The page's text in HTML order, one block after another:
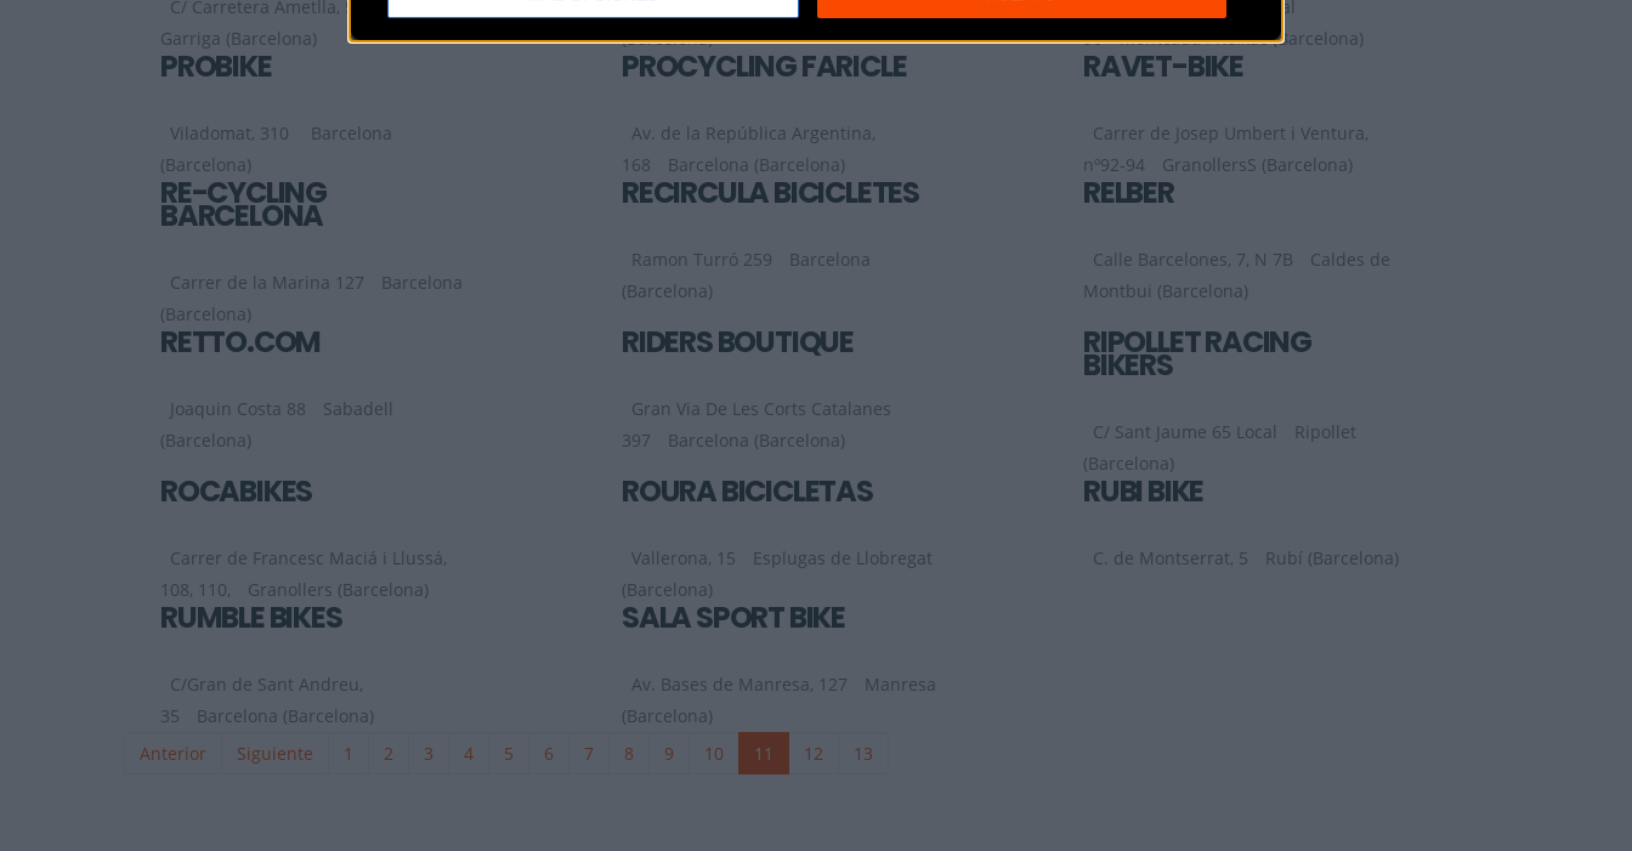
C/ Carretera Ametlla, 51 Bajos
Garriga (Barcelona)
Calle Lluis Vives 15B
(Barcelona)
Carrer Estanislau Abadal
90
Montcada i Reixac (Barcelona)
PROBIKE
Viladomat, 310
Barcelona
(Barcelona)
PROCYCLING FARICLE
Av. de la República Argentina,
168
Barcelona (Barcelona)
RAVET-BIKE
Carrer de Josep Umbert i Ventura,
nº92-94
GranollersS (Barcelona)
RE-CYCLING
BARCELONA
Carrer de la Marina 127
Barcelona
(Barcelona)
RECIRCULA BICICLETES
Ramon Turró 259
Barcelona
(Barcelona)
RELBER
Calle Barcelones, 7, N 7B
Caldes de
Montbui (Barcelona)
RETTO.COM
Joaquin Costa 88
Sabadell
(Barcelona)
RIDERS BOUTIQUE
Gran Via De Les Corts Catalanes
397
Barcelona (Barcelona)
RIPOLLET RACING
BIKERS
C/ Sant Jaume 65 Local
Ripollet
(Barcelona)
ROCABIKES
Carrer de Francesc Maciá i Llussá,
108, 110,
Granollers (Barcelona)
ROURA BICICLETAS
Vallerona, 15
Esplugas de Llobregat
(Barcelona)
RUBI BIKE
C. de Montserrat, 5 Rubí (Barcelona)
RUMBLE BIKES
C/Gran de Sant Andreu,
35
Barcelona (Barcelona)
SALA SPORT BIKE
Av. Bases de Manresa, 127
Manresa
(Barcelona)
Anterior
Siguiente 1 2 3 4 5 6 7 8 9 10 11 12 13